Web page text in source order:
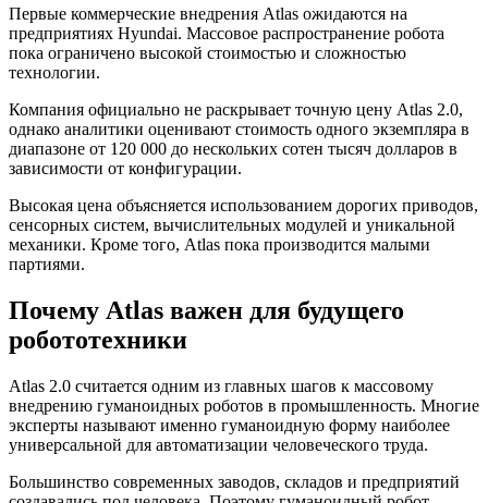
Первые коммерческие внедрения Atlas ожидаются на
предприятиях Hyundai. Массовое распространение робота
пока ограничено высокой стоимостью и сложностью
технологии.
Компания официально не раскрывает точную цену Atlas 2.0,
однако аналитики оценивают стоимость одного экземпляра в
диапазоне от 120 000 до нескольких сотен тысяч долларов в
зависимости от конфигурации.
Высокая цена объясняется использованием дорогих приводов,
сенсорных систем, вычислительных модулей и уникальной
механики. Кроме того, Atlas пока производится малыми
партиями.
Почему Atlas важен для будущего
робототехники
Atlas 2.0 считается одним из главных шагов к массовому
внедрению гуманоидных роботов в промышленность. Многие
эксперты называют именно гуманоидную форму наиболее
универсальной для автоматизации человеческого труда.
Большинство современных заводов, складов и предприятий